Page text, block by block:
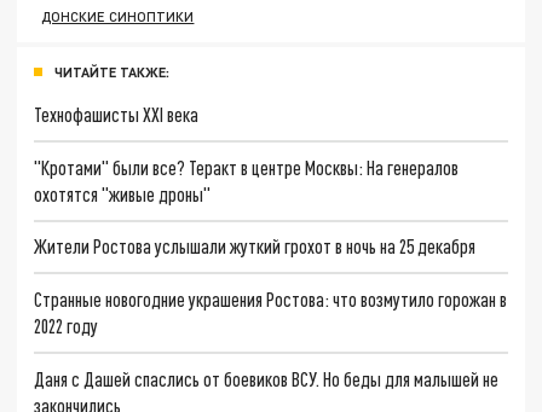
ДОНСКИЕ СИНОПТИКИ
ЧИТАЙТЕ ТАКЖЕ:
Технофашисты XXI века
"Кротами" были все? Теракт в центре Москвы: На генералов
охотятся "живые дроны"
Жители Ростова услышали жуткий грохот в ночь на 25 декабря
Странные новогодние украшения Ростова: что возмутило горожан в
2022 году
Даня с Дашей спаслись от боевиков ВСУ. Но беды для малышей не
закончились